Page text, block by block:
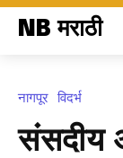
NB मराठी
नागपूर विदर्भ
संसदीय